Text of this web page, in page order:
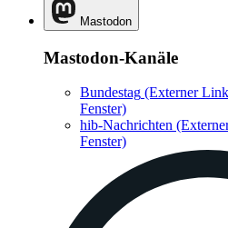
Mastodon
Mastodon-Kanäle
Bundestag (Externer
Fenster)
hib-Nachrichten
Fenster)